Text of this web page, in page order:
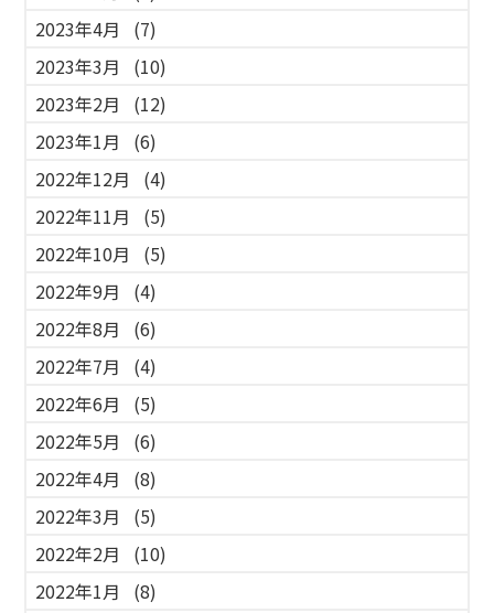
2023年4月
(7)
2023年3月
(10)
2023年2月
(12)
2023年1月
(6)
2022年12月
(4)
2022年11月
(5)
2022年10月
(5)
2022年9月
(4)
2022年8月
(6)
2022年7月
(4)
2022年6月
(5)
2022年5月
(6)
2022年4月
(8)
2022年3月
(5)
2022年2月
(10)
2022年1月
(8)